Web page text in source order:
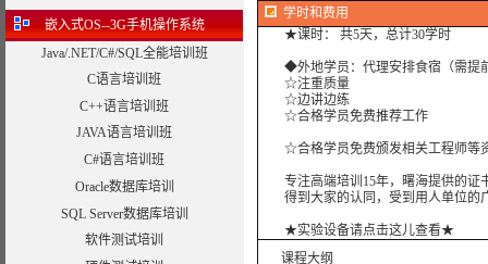
嵌入式OS--3G手机操作系统
Java/.NET/C#/SQL全能培训班
C语言培训班
C++语言培训班
JAVA语言培训班
C#语言培训班
Oracle数据库培训
SQL Server数据库培训
软件测试培训
学时和费用
★课时： 共5天，总计30学时
◆外地学员：代理安排食宿（需提
☆注重质量
☆边讲边练
☆合格学员免费推荐工作
☆合格学员免费颁发相关工程师等
专注高端培训15年，曙海提供的证
得到大家的认同，受到用人单位的
★实验设备请点击这儿查看★
课程大纲